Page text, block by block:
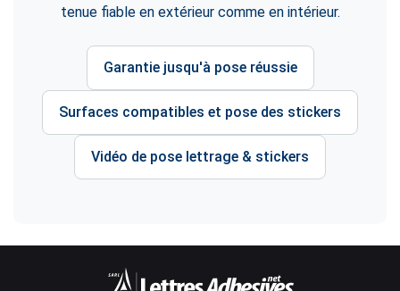
tenue fiable en extérieur comme en intérieur.
Garantie jusqu'à pose réussie
Surfaces compatibles et pose des stickers
Vidéo de pose lettrage & stickers